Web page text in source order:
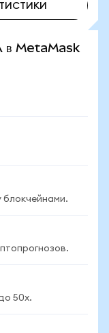
в MetaMask
блокчейнами.
50x.